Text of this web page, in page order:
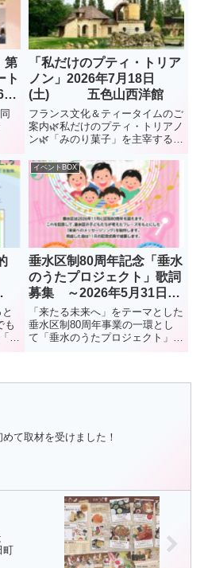
第
ト
日
「私だけのプティ・トリア
ノン」2026年7月18日
(土) 五色山西洋館
フランス文化＆ティータイムのご
案内🌿私だけのプティ・トリアノ
ン🌿「みのり菓子」を主宰する小
のYOKOのはじめてのコラボレー
ション。テーマは「フランスのお
庭」です。マリー・アントワネッ
トが愛した離宮「プティ・トリ...
も
西
イベントBOX
垂水区制80周年記念「垂水
のうたプロジェクト」歌詞
募集 ～2026年5月31日
(月)締め切り
「来たる未来へ」をテーマとした
垂水区制80周年事業の一環とし
て「垂水のうたプロジェクト」を
めて取材を受けました！
町